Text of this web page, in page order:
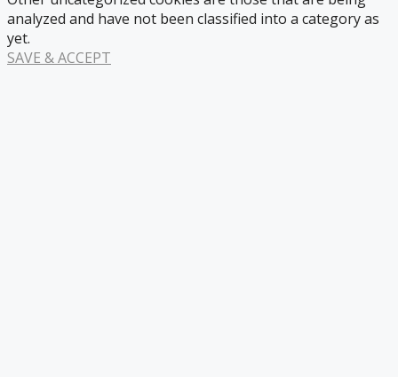
analyzed and have not been classified into a category as
yet.
SAVE & ACCEPT